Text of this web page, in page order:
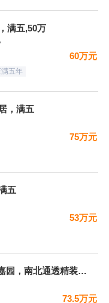
满五,50万
60万元
五年
，满五
75万元
五
53万元
73.5万可议，天伦湾嘉园，南北通透精装未住，样板间南北三居
73.5万元